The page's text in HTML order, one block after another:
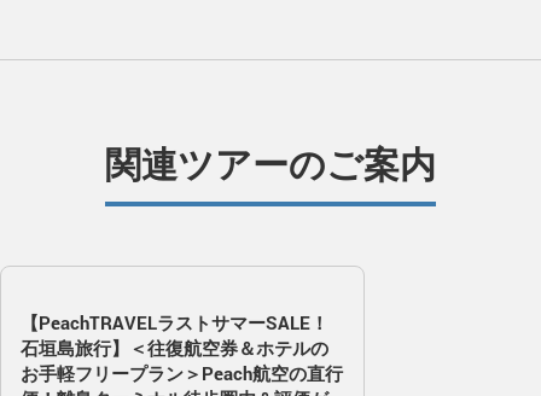
関連ツアーのご案内
【PeachTRAVELラストサマーSALE！
石垣島旅行】＜往復航空券＆ホテルの
お手軽フリープラン＞Peach航空の直行